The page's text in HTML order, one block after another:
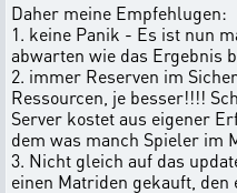
Daher meine Empfehlugen:
1. keine Panik - Es ist nun
abwarten wie das Ergebnis
2. immer Reserven im
Ressourcen, je besser!!!!
Server kostet aus eigener
dem was manch Spieler im
3. Nicht gleich auf das
einen Matriden gekauft,